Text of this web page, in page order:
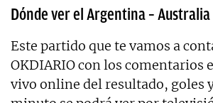
Dónde ver el Argentina – Australia
Este partido que te vamos a
OKDIARIO con los comentarios
vivo online del resultado, goles